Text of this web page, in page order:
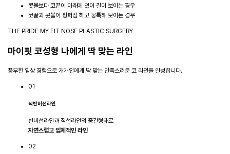
콧볼보다 코끝이 아래에 있어 길어 보이는 경우
코끝과 콧볼이 펑퍼짐 하고 뭉툭해 보이는 경우
THE PRIDE MY FIT NOSE PLASTIC SURGERY
마이핏 코성형 나에게 딱 맞는 라인
풍부한 임상 경험으로 개개인에게 딱 맞는 만족스러운 코 라인을 완성합니다.
01
직반버선라인
반버선라인과 직선라인의 중간형태로
자연스럽고 입체적인 라인
02